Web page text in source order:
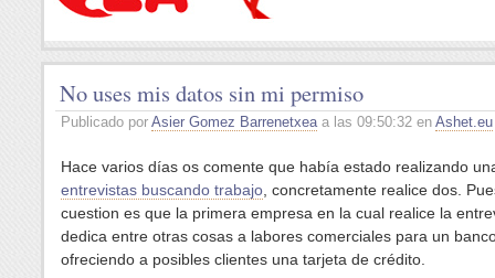
No uses mis datos sin mi permiso
Publicado por Asier Gomez Barrenetxeaa las 09:50:32 en Ashet.eu
Hace varios días os comente que había estado realizando
entrevistas buscando trabajo , concretamente realice dos.
cuestion es que la primera empresa en la cual realice la
dedica entre otras cosas a labores comerciales para un
ofreciendo a posibles clientes una tarjeta de crédito.